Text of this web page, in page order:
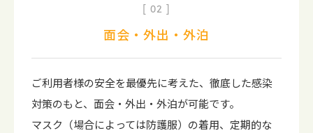
02
面会・外出・外泊
ご利用者様の安全を最優先に考えた、徹底した感染
対策のもと、面会・外出・外泊が可能です。
マスク（場合によっては防護服）の着用、定期的な